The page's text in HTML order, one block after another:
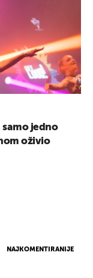
NAJKOMENTIRANIJE
samo jedno
oživio